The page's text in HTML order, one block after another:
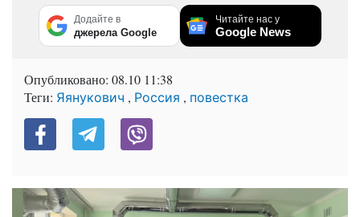
Додайте в
джерела Google
Читайте нас у
Google News
Опубликовано: 08.10 11:38
Теги: Яянукович , Россия , повестка